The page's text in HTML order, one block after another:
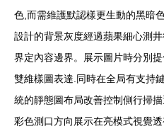
色,而需維護默認樣更生動的黑暗
設計的背景灰度經過蘋果細心測
界定內容邊界。展示圖片時分別
雙維樣圖表達.同時在全局有支持
統的靜態圖布局改善控制側行掃
彩色測口方向展示在亮模式視覺